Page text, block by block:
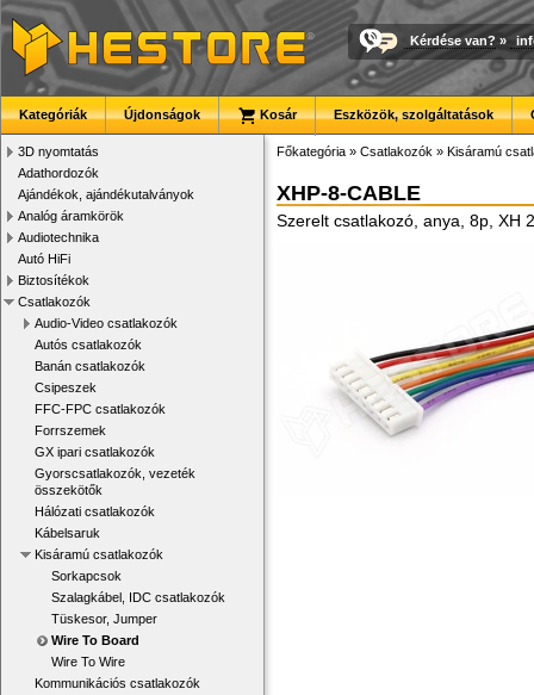
Kérdése van? »
Kategóriák Újdonságok Kosár Eszközök, szolgáltatások
3D nyomtatás
Adathordozók
Ajándékok, ajándékutalványok
Analóg áramkörök
Audiotechnika
Autó HiFi
Biztosítékok
Csatlakozók
Audio-Video csatlakozók
Autós csatlakozók
Banán csatlakozók
Csipeszek
FFC-FPC csatlakozók
Forrszemek
GX ipari csatlakozók
Gyorscsatlakozók, vezeték
összekötők
Hálózati csatlakozók
Kábelsaruk
Kisáramú csatlakozók
Sorkapcsok
Szalagkábel, IDC csatlakozók
Tüskesor, Jumper
Wire To Board
Wire To Wire
Kommunikációs csatlakozók
Főkategória » Csatlakozók » Kisáramú
XHP-8-CABLE
Szerelt csatlakozó, anya, 8p, XH